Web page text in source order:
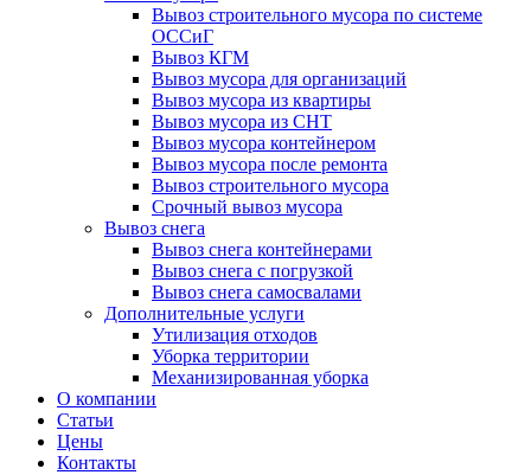
Вывоз строительного мусора по системе
ОССиГ
Вывоз КГМ
Вывоз мусора для организаций
Вывоз мусора из квартиры
Вывоз мусора из СНТ
Вывоз мусора контейнером
Вывоз мусора после ремонта
Вывоз строительного мусора
Срочный вывоз мусора
Вывоз снега
Вывоз снега контейнерами
Вывоз снега с погрузкой
Вывоз снега самосвалами
Дополнительные услуги
Утилизация отходов
Уборка территории
Механизированная уборка
О компании
Статьи
Цены
Контакты